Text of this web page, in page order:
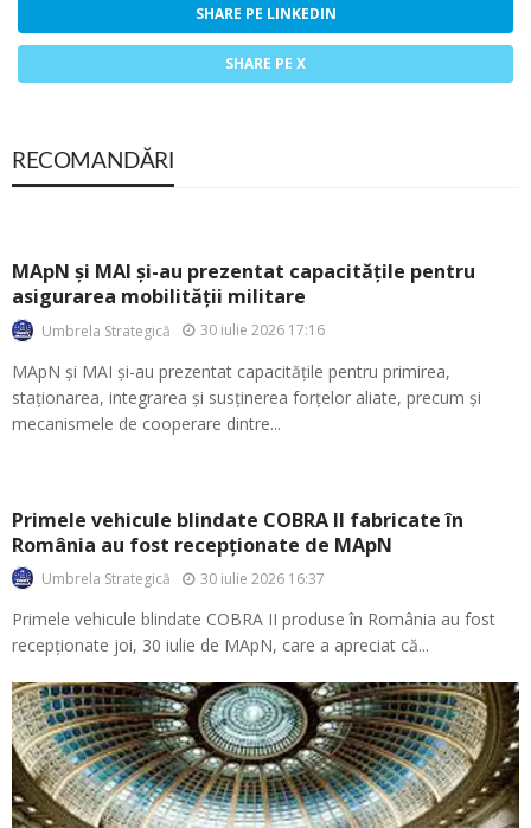
SHARE PE LINKEDIN
SHARE PE X
RECOMANDĂRI
MApN și MAI și-au prezentat capacitățile pentru
asigurarea mobilității militare
Umbrela Strategică 30 iulie 2026 17:16
MApN și MAI și-au prezentat capacitățile pentru primirea,
staționarea, integrarea și susținerea forțelor aliate, precum și
mecanismele de cooperare dintre...
Primele vehicule blindate COBRA II fabricate în
România au fost recepționate de MApN
Umbrela Strategică 30 iulie 2026 16:37
Primele vehicule blindate COBRA II produse în România au fost
recepționate joi, 30 iulie de MApN, care a apreciat că...